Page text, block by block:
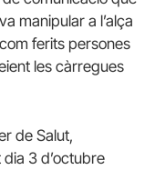
manipular a l’alça
ferits persones
les càrregues
de Salut,
3 d’octubre